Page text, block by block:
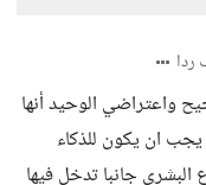
واعتراضي الوحيد أنها
ان يكون للذكاء
جانبا تدخل فيها